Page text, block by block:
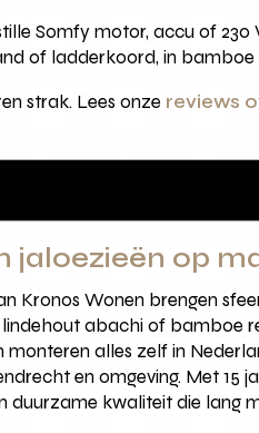
Somfy motor, accu of 230
of ladderkoord, in bamboe
strak. Lees onze reviews
jaloezieën op
Kronos Wonen brengen
abachi of bamboe
alles zelf in
en omgeving. Met
duurzame kwaliteit die lang